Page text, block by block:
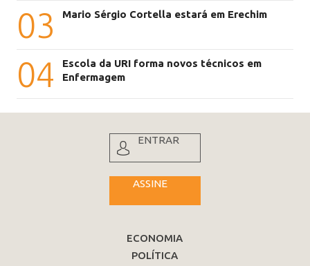
03 Mario Sérgio Cortella estará em Erechim
04
Escola da URI forma novos técnicos em
Enfermagem
ENTRAR
ASSINE
ECONOMIA
POLÍTICA